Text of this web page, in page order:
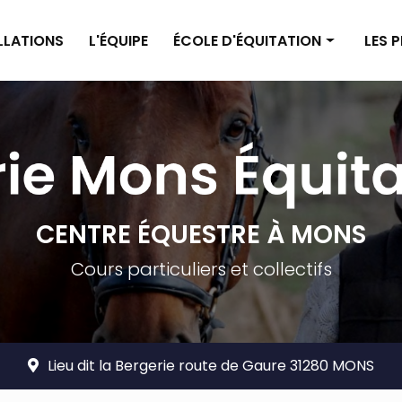
L'ÉQUIPE ÉCOLE D'ÉQUITATION
Enseignement poney
Enseignement cheval
Planning
Tarifs
LES
Tarif
CENTRE ÉQUESTRE À MONS
Cours particuliers et collectifs
Lieu dit la Bergerie route de Gaure 31280 MONS